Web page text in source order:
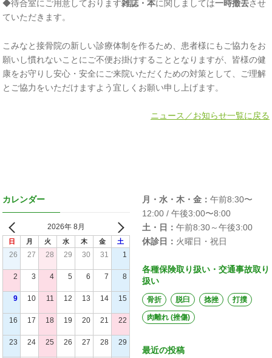
◆待合室にご用意しております雑誌・本に関しましては一時撤去させ
ていただきます。
こみなと接骨院の新しい診療体制を作るため、患者様にもご協力をお
願いし慣れないことにご不便お掛けすることとなりますが、皆様の健
康をお守りし安心・安全にご来院いただくための対策として、ご理解
とご協力をいただけますよう宜しくお願い申し上げます。
ニュース／お知らせ一覧に戻る
カレンダー
2026年 8月
日 月 火 水 木 金 土
26 27 28 29 30 31 1
2 3 4 5 6 7 8
9 10 11 12 13 14 15
16 17 18 19 20 21 22
23 24 25 26 27 28 29
月・水・木・金： 午前8:30〜
12:00 / 午後3:00〜8:00
土・日： 午前8:30～午後3:00
休診日： 火曜日・祝日
各種保険取り扱い・交通事故取り
扱い
骨折 脱臼 捻挫 打撲
肉離れ (挫傷)
最近の投稿